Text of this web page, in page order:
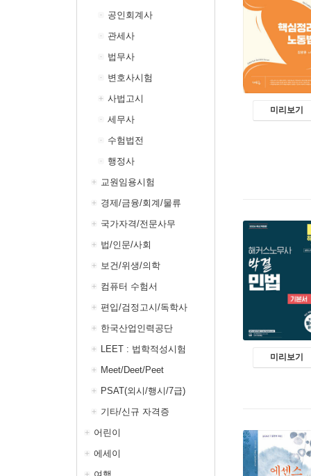
공인회계사
관세사
법무사
변호사시험
사법고시
세무사
수험법전
행정사
교원임용시험
경제/금융/회계/물류
국가자격/전문사무
법/인문/사회
보건/위생/의학
컴퓨터 수험서
편입/검정고시/독학사
한국산업인력공단
LEET : 법학적성시험
Meet/Deet/Peet
PSAT(외시/행시/7급)
기타/신규 자격증
어린이
에세이
미리보기
미리보기